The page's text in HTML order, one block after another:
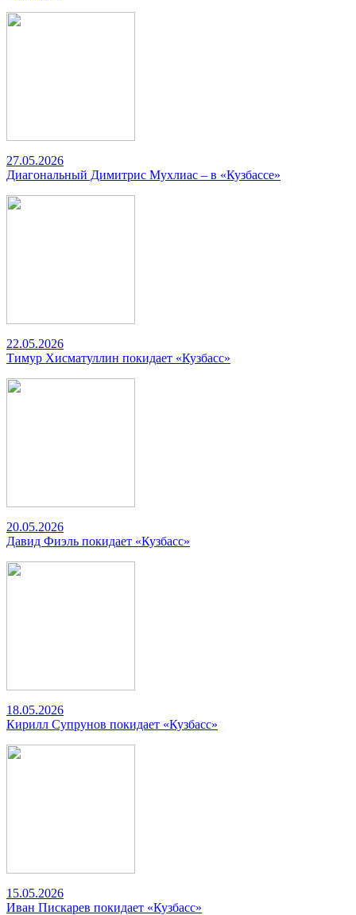
27.05.2026
Диагональный Димитрис Мухлиас – в «Кузбассе»
22.05.2026
Тимур Хисматуллин покидает «Кузбасс»
20.05.2026
Давид Фиэль покидает «Кузбасс»
18.05.2026
Кирилл Супрунов покидает «Кузбасс»
15.05.2026
Иван Пискарев покидает «Кузбасс»